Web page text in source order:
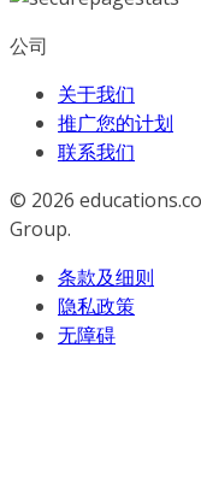
公司
关于我们
推广您的计划
联系我们
© 2026
Group.
条款及细则
隐私政策
无障碍